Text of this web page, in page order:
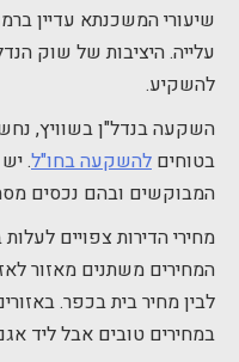
שיעורי המשכנתא עדיין
עלייה. היציבות של שוק
להשקיע.
השקעה בנדל"ן בשוויץ,
בטוחים להשקעה בחו"ל.
המבוקשים ובהם נכסים
המחירים משתנים מאזור
לבין מחיר בית בכפר.
במחירים טובים אבל ליד